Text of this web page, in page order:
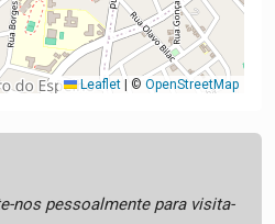
Leaflet | © OpenStreetMap
nos pessoalmente para visita-